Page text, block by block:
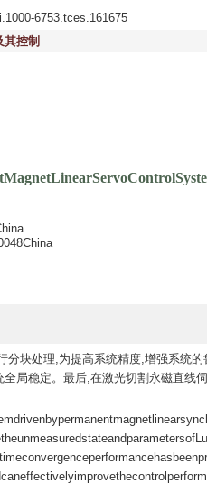
6753.tces.161675
其控制
块处理,为提高系统精度,增强系统
局稳定。最后,在激光切割永磁直